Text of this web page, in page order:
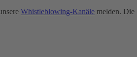
Whistleblowing-Kanäle melden. Die